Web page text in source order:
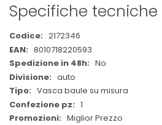
Specifiche tecniche
Maggiori
Informazioni
2172346
8010718220593
No
auto
Vasca baule su misura
1
Miglior Prezzo